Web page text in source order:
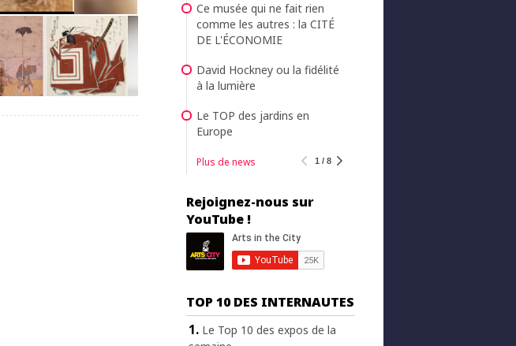
9
Ce musée qui ne fait rien
comme les autres : la CITÉ
DE L'ÉCONOMIE
David Hockney ou la fidélité
à la lumière
Le TOP des jardins en
Europe
Plus de news 1 / 8
Rejoignez-nous sur
YouTube !
TOP 10 DES INTERNAUTES
Le Top 10 des expos de la